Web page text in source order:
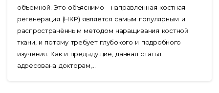
объемной. Это объяснимо - направленная костная
регенерация (НКР) является самым популярным и
распространённым методом наращивания костной
ткани, и потому требует глубокого и подробного
изучения. Как и предыдущие, данная статья
адресована докторам,...